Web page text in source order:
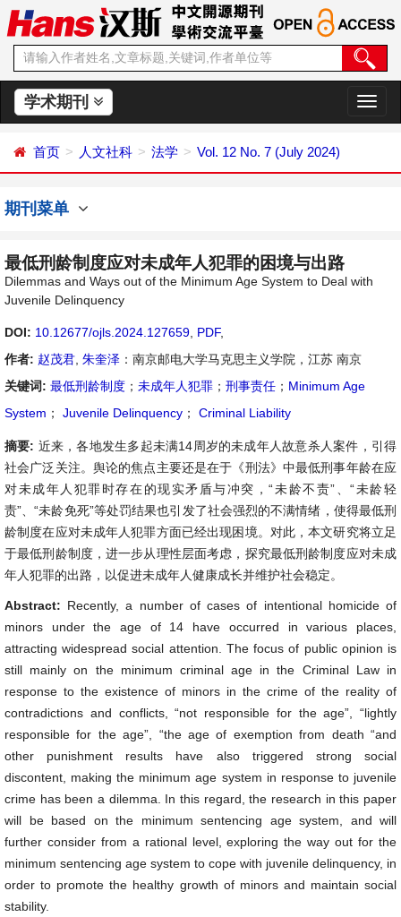
学术期刊
切
换
首页 人文社科 法学 Vol. 12 No. 7 (July 2024)
期刊菜单
最低刑龄制度应对未成年人犯罪的困境与出路
Dilemmas and Ways out of the Minimum Age System to Deal with
Juvenile Delinquency
DOI: 10.12677/ojls.2024.127659 PDF,
作者: 赵茂君 朱奎泽 ：南京邮电大学马克思主义学院，江苏 南京
关键词: 最低刑龄制度 ； 未成年人犯罪 ； 刑事责任 ； Minimum Age
System ； Juvenile Delinquency ； Criminal Liability
摘要: 近来，各地发生多起未满14周岁的未成年人故意杀人案件，引得
社会广泛关注。舆论的焦点主要还是在于《刑法》中最低刑事年龄在应
对未成年人犯罪时存在的现实矛盾与冲突，“未龄不责”、“未龄轻
责”、“未龄免死”等处罚结果也引发了社会强烈的不满情绪，使得最低刑
龄制度在应对未成年人犯罪方面已经出现困境。对此，本文研究将立足
于最低刑龄制度，进一步从理性层面考虑，探究最低刑龄制度应对未成
年人犯罪的出路，以促进未成年人健康成长并维护社会稳定。
Abstract: Recently, a number of cases of intentional homicide of
minors under the age of 14 have occurred in various places,
attracting widespread social attention. The focus of public opinion is
still mainly on the minimum criminal age in the Criminal Law in
response to the existence of minors in the crime of the reality of
contradictions and conflicts, “not responsible for the age”, “lightly
responsible for the age”, “the age of exemption from death “and
other punishment results have also triggered strong social
discontent, making the minimum age system in response to juvenile
crime has been a dilemma. In this regard, the research in this paper
will be based on the minimum sentencing age system, and will
further consider from a rational level, exploring the way out for the
minimum sentencing age system to cope with juvenile delinquency, in
order to promote the healthy growth of minors and maintain social
stability.